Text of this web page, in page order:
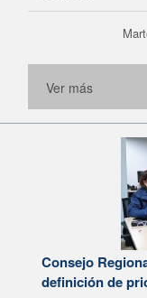
Ver más
Consejo
definición de